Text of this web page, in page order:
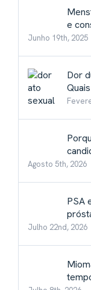
e
Junho 19th, 2025
Dor
Agosto 5th, 2026
PSA
Julho 22nd, 2026